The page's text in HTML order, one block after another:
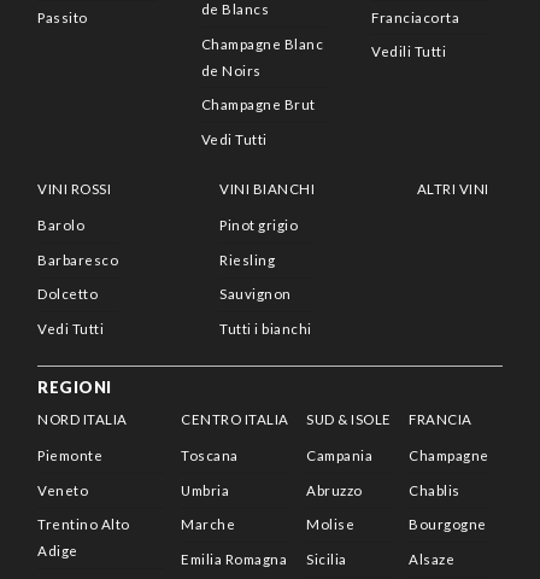
Passito
de Blancs
Champagne Blanc
de Noirs
Champagne Brut
Vedi Tutti
Franciacorta
Vedili Tutti
VINI ROSSI
Barolo
Barbaresco
Dolcetto
Vedi Tutti
VINI BIANCHI
Pinot grigio
Riesling
Sauvignon
Tutti i bianchi
ALTRI VINI
REGIONI
NORD ITALIA
Piemonte
Veneto
Trentino Alto
Adige
CENTRO ITALIA
Toscana
Umbria
Marche
Emilia Romagna
SUD & ISOLE
Campania
Abruzzo
Molise
Sicilia
FRANCIA
Champagne
Chablis
Bourgogne
Alsaze